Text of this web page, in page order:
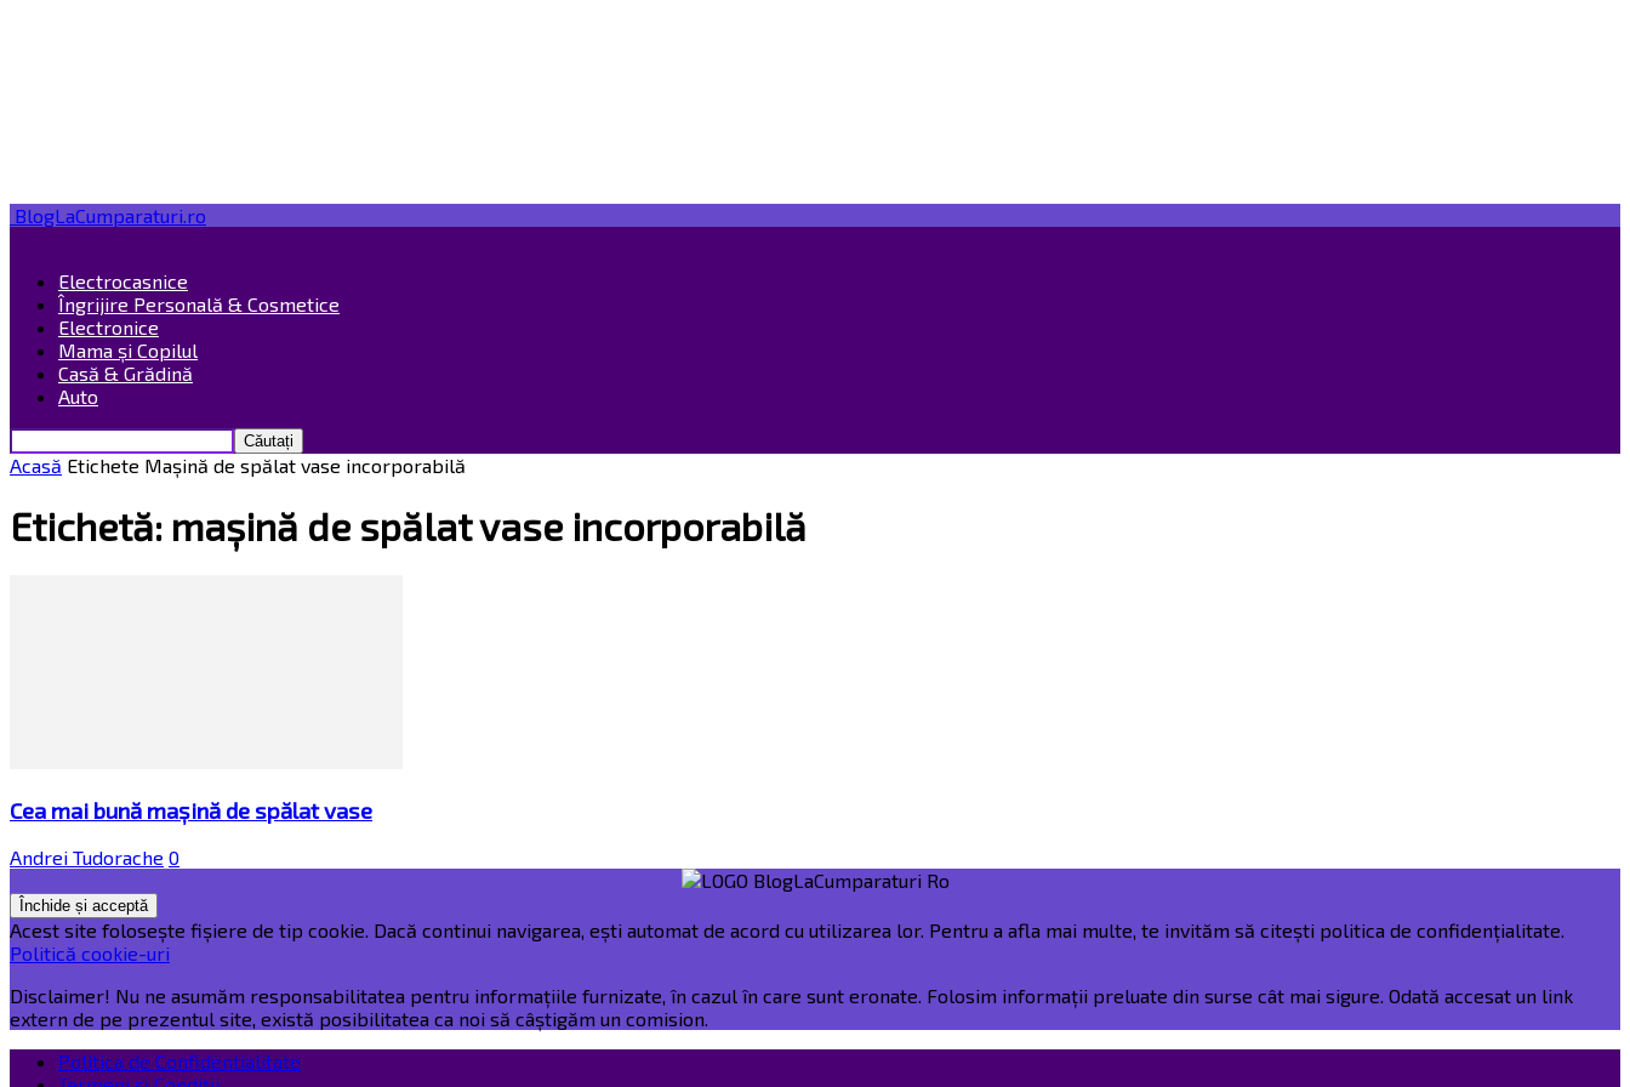
BlogLaCumparaturi.ro
Electrocasnice
Îngrijire Personală & Cosmetice
Electronice
Mama și Copilul
Casă & Grădină
Auto
Acasă Etichete Mașină de spălat vase incorporabilă
Etichetă: mașină de spălat vase incorporabilă
Cea mai bună mașină de spălat vase
Andrei Tudorache 0
Acest site folosește fișiere de tip cookie. Dacă continui navigarea, ești automat de acord cu utilizarea lor. Pentru a afla mai multe, te invităm să citești politica de confidențialitate.
Politică cookie-uri
Disclaimer! Nu ne asumăm responsabilitatea pentru informațiile furnizate, în cazul în care sunt eronate. Folosim informații preluate din surse cât mai sigure. Odată accesat un link
extern de pe prezentul site, există posibilitatea ca noi să câștigăm un comision.
Politica de Confidentialitate